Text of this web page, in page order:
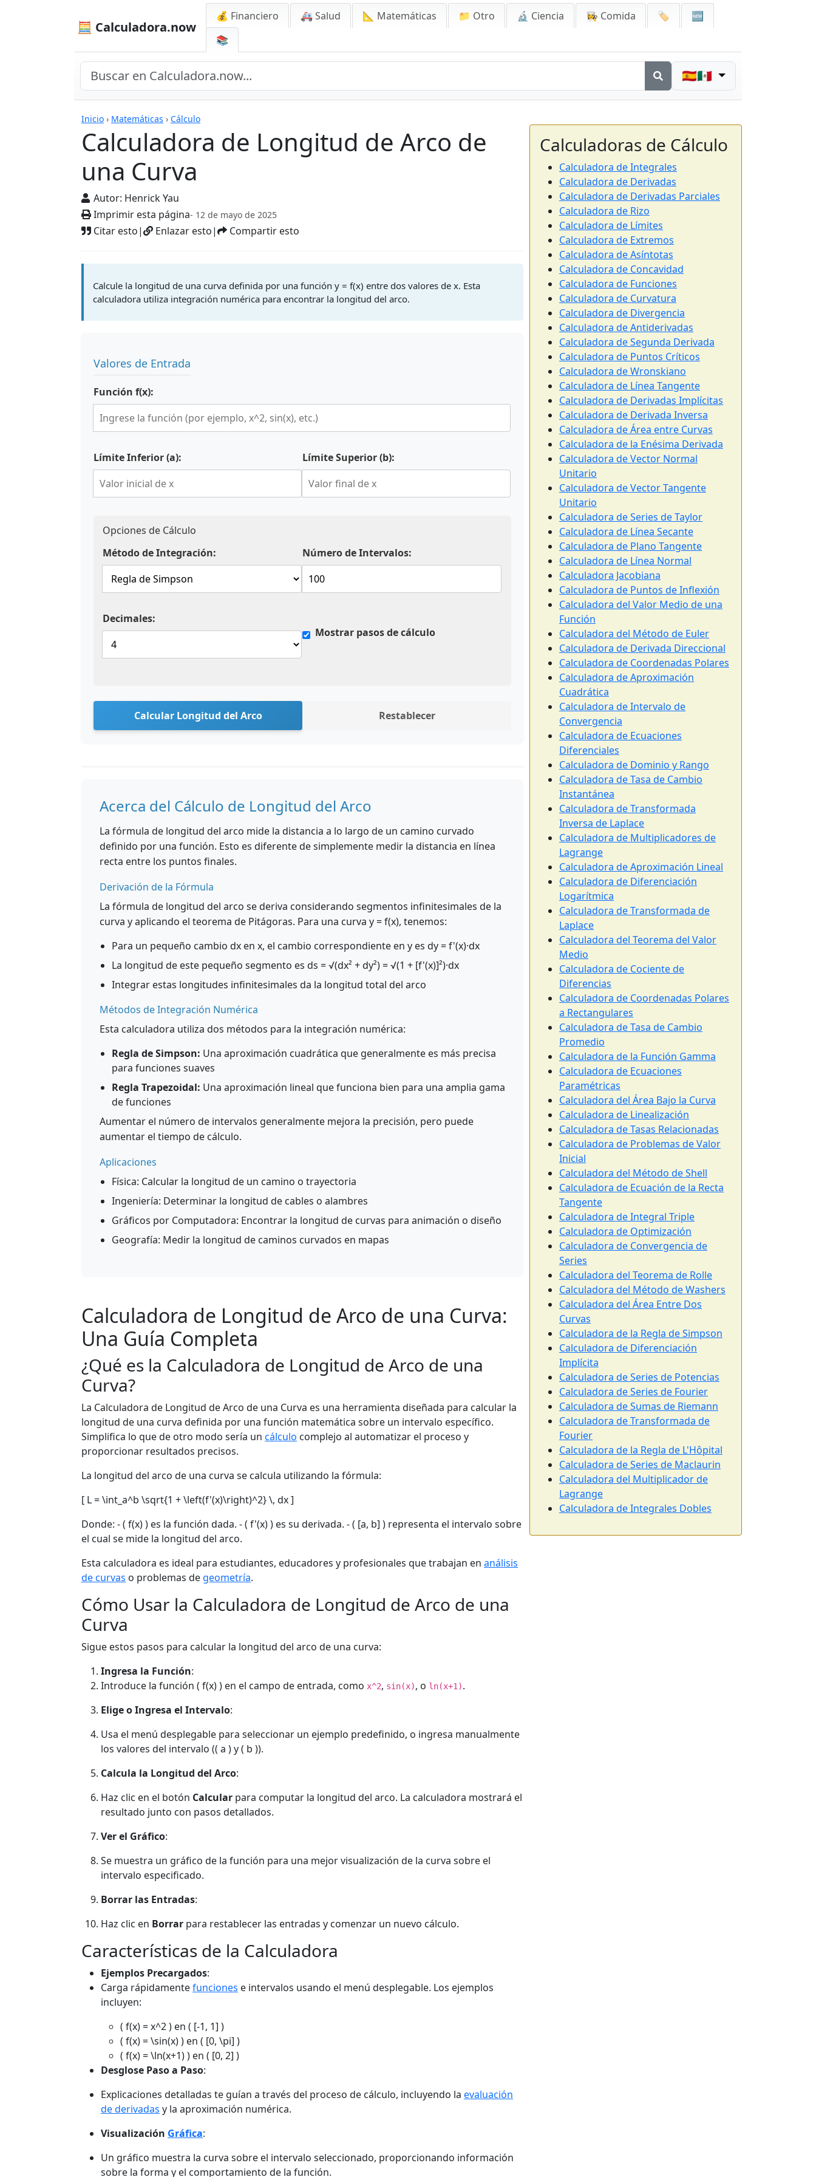
🧮 Calculadora.now
💰 Financiero 🚑 Salud 📐 Matemáticas 📁 Otro 🔬 Ciencia 👩‍🍳 Comida 🏷️
🆕
📚
🇪🇸🇲🇽
Inicio › Matemáticas › Cálculo
Calculadora de Longitud de Arco de
una Curva
Autor: Henrick Yau
Imprimir esta página- 12 de mayo de 2025
Citar esto| Enlazar esto| Compartir esto
Calculadoras
Calcule la longitud de una curva definida por una función y = f(x) entre dos valores de x. Esta
calculadora utiliza integración numérica para encontrar la longitud del arco.
Valores de Entrada
Función f(x):
Límite Inferior (a): Límite Superior (b):
Opciones de Cálculo
Método de Integración:
Número de Intervalos:
Decimales:
Mostrar pasos de cálculo
Calcular Longitud del Arco Restablecer
Acerca del Cálculo de Longitud del Arco
La fórmula de longitud del arco mide la distancia a lo largo de un camino curvado
definido por una función. Esto es diferente de simplemente medir la distancia en línea
recta entre los puntos finales.
Derivación de la Fórmula
La fórmula de longitud del arco se deriva considerando segmentos infinitesimales de la
curva y aplicando el teorema de Pitágoras. Para una curva y = f(x), tenemos:
Para un pequeño cambio dx en x, el cambio correspondiente en y es dy = f'(x)·dx
La longitud de este pequeño segmento es ds = √(dx² + dy²) = √(1 + [f'(x)]²)·dx
Integrar estas longitudes infinitesimales da la longitud total del arco
Métodos de Integración Numérica
Esta calculadora utiliza dos métodos para la integración numérica:
Regla de Simpson: Una aproximación cuadrática que generalmente es más precisa
para funciones suaves
Regla Trapezoidal: Una aproximación lineal que funciona bien para una amplia gama
de funciones
Aumentar el número de intervalos generalmente mejora la precisión, pero puede
aumentar el tiempo de cálculo.
Aplicaciones
Física: Calcular la longitud de un camino o trayectoria
Ingeniería: Determinar la longitud de cables o alambres
Gráficos por Computadora: Encontrar la longitud de curvas para animación o diseño
Geografía: Medir la longitud de caminos curvados en mapas
Calculadora de Longitud de Arco de una Curva:
Una Guía Completa
¿Qué es la Calculadora de Longitud de Arco de una
Curva?
La Calculadora de Longitud de Arco de una Curva es una herramienta diseñada para calcular la
longitud de una curva definida por una función matemática sobre un intervalo específico.
Simplifica lo que de otro modo sería un cálculo complejo al automatizar el proceso y
proporcionar resultados precisos.
La longitud del arco de una curva se calcula utilizando la fórmula:
[ L = \int_a^b \sqrt{1 + \left(f'(x)\right)^2} \, dx ]
Donde: - ( f(x) ) es la función dada. - ( f'(x) ) es su derivada. - ( [a, b] ) representa el intervalo sobre
el cual se mide la longitud del arco.
Esta calculadora es ideal para estudiantes, educadores y profesionales que trabajan en análisis
de curvas o problemas de geometría.
Cómo Usar la Calculadora de Longitud de Arco de una
Curva
Sigue estos pasos para calcular la longitud del arco de una curva:
Ingresa la Función:
Introduce la función ( f(x) ) en el campo de entrada, como x^2, sin(x), o ln(x+1).
Elige o Ingresa el Intervalo:
Usa el menú desplegable para seleccionar un ejemplo predefinido, o ingresa manualmente
los valores del intervalo (( a ) y ( b )).
Calcula la Longitud del Arco:
Haz clic en el botón Calcular para computar la longitud del arco. La calculadora mostrará el
resultado junto con pasos detallados.
Ver el Gráfico:
Se muestra un gráfico de la función para una mejor visualización de la curva sobre el
intervalo especificado.
Borrar las Entradas:
Haz clic en Borrar para restablecer las entradas y comenzar un nuevo cálculo.
Características de la Calculadora
Ejemplos Precargados:
Carga rápidamentefunciones e intervalos usando el menú desplegable. Los ejemplos
incluyen:
( f(x) = x^2 ) en ( [-1, 1] )
( f(x) = \sin(x) ) en ( [0, \pi] )
( f(x) = \ln(x+1) ) en ( [0, 2] )
Desglose Paso a Paso:
Explicaciones detalladas te guían a través del proceso de cálculo, incluyendo la evaluación
de derivadas y la aproximación numérica.
Visualización Gráfica:
Un gráfico muestra la curva sobre el intervalo seleccionado, proporcionando información
sobre la forma y el comportamiento de la función.
Calculadoras de Cálculo
Calculadora de Integrales
Calculadora de Derivadas
Calculadora de Derivadas Parciales
Calculadora de Rizo
Calculadora de Límites
Calculadora de Extremos
Calculadora de Asíntotas
Calculadora de Concavidad
Calculadora de Funciones
Calculadora de Curvatura
Calculadora de Divergencia
Calculadora de Antiderivadas
Calculadora de Segunda Derivada
Calculadora de Puntos Críticos
Calculadora de Wronskiano
Calculadora de Línea Tangente
Calculadora de Derivadas Implícitas
Calculadora de Derivada Inversa
Calculadora de Área entre Curvas
Calculadora de la Enésima Derivada
Calculadora de Vector Normal
Unitario
Calculadora de Vector Tangente
Unitario
Calculadora de Series de Taylor
Calculadora de Línea Secante
Calculadora de Plano Tangente
Calculadora de Línea Normal
Calculadora Jacobiana
Calculadora de Puntos de Inflexión
Calculadora del Valor Medio de una
Función
Calculadora del Método de Euler
Calculadora de Derivada Direccional
Calculadora de Coordenadas Polares
Calculadora de Aproximación
Cuadrática
Calculadora de Intervalo de
Convergencia
Calculadora de Ecuaciones
Diferenciales
Calculadora de Dominio y Rango
Calculadora de Tasa de Cambio
Instantánea
Calculadora de Transformada
Inversa de Laplace
Calculadora de Multiplicadores de
Lagrange
Calculadora de Aproximación Lineal
Calculadora de Diferenciación
Logarítmica
Calculadora de Transformada de
Laplace
Calculadora del Teorema del Valor
Medio
Calculadora de Cociente de
Diferencias
Calculadora de Coordenadas Polares
a Rectangulares
Calculadora de Tasa de Cambio
Promedio
Calculadora de la Función Gamma
Calculadora de Ecuaciones
Paramétricas
Calculadora del Área Bajo la Curva
Calculadora de Linealización
Calculadora de Tasas Relacionadas
Calculadora de Problemas de Valor
Inicial
Calculadora del Método de Shell
Calculadora de Ecuación de la Recta
Tangente
Calculadora de Integral Triple
Calculadora de Optimización
Calculadora de Convergencia de
Series
Calculadora del Teorema de Rolle
Calculadora del Método de Washers
Calculadora del Área Entre Dos
Curvas
Calculadora de la Regla de Simpson
Calculadora de Diferenciación
Implícita
Calculadora de Series de Potencias
Calculadora de Series de Fourier
Calculadora de Sumas de Riemann
Calculadora de Transformada de
Fourier
Calculadora de la Regla de L'Hôpital
Calculadora de Series de Maclaurin
Calculadora del Multiplicador de
Lagrange
Calculadora de Integrales Dobles